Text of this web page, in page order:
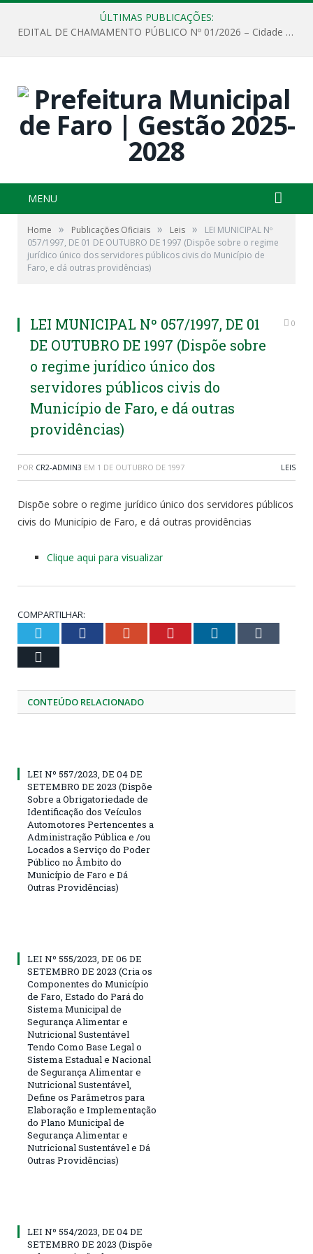
ÚLTIMAS PUBLICAÇÕES:
EDITAL DE CHAMAMENTO PÚBLICO Nº 01/2026 – Cidade de Faro
MENU
Home » Publicações Oficiais » Leis »
LEI MUNICIPAL Nº
057/1997, DE 01 DE OUTUBRO DE 1997 (Dispõe sobre o regime
jurídico único dos servidores públicos civis do Município de
Faro, e dá outras providências)
LEI MUNICIPAL Nº 057/1997, DE 01
DE OUTUBRO DE 1997 (Dispõe sobre
o regime jurídico único dos
servidores públicos civis do
Município de Faro, e dá outras
providências)
0
POR CR2-ADMIN3 EM 1 DE OUTUBRO DE 1997 LEIS
Dispõe sobre o regime jurídico único dos servidores públicos
civis do Município de Faro, e dá outras providências
Clique aqui para visualizar
COMPARTILHAR:
Twitter Facebook Google+ Pinterest LinkedIn
CONTEÚDO RELACIONADO
LEI Nº 557/2023, DE 04 DE
SETEMBRO DE 2023 (Dispõe
Sobre a Obrigatoriedade de
Identificação dos Veículos
Automotores Pertencentes a
Administração Pública e /ou
Locados a Serviço do Poder
Público no Âmbito do
Município de Faro e Dá
Outras Providências)
LEI Nº 555/2023, DE 06 DE
SETEMBRO DE 2023 (Cria os
Componentes do Município
de Faro, Estado do Pará do
Sistema Municipal de
Segurança Alimentar e
Nutricional Sustentável
Tendo Como Base Legal o
Sistema Estadual e Nacional
de Segurança Alimentar e
Nutricional Sustentável,
Define os Parâmetros para
Elaboração e Implementação
do Plano Municipal de
Segurança Alimentar e
Nutricional Sustentável e Dá
Outras Providências)
LEI Nº 554/2023, DE 04 DE
SETEMBRO DE 2023 (Dispõe